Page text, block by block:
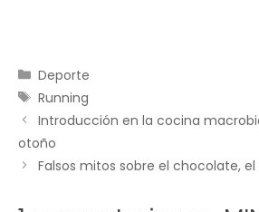
Categorías
Deporte
Etiquetas
Running
Introducción en la cocina
otoño
Falsos mitos sobre el chocolate,